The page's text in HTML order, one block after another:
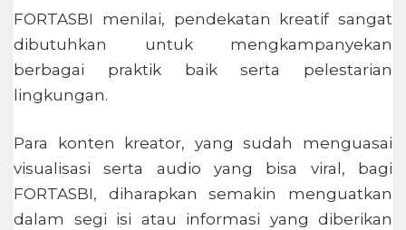
FORTASBI menilai, pendekatan kreatif sangat
dibutuhkan untuk mengkampanyekan
berbagai praktik baik serta pelestarian
lingkungan.
Para konten kreator, yang sudah menguasai
visualisasi serta audio yang bisa viral, bagi
FORTASBI, diharapkan semakin menguatkan
dalam segi isi atau informasi yang diberikan